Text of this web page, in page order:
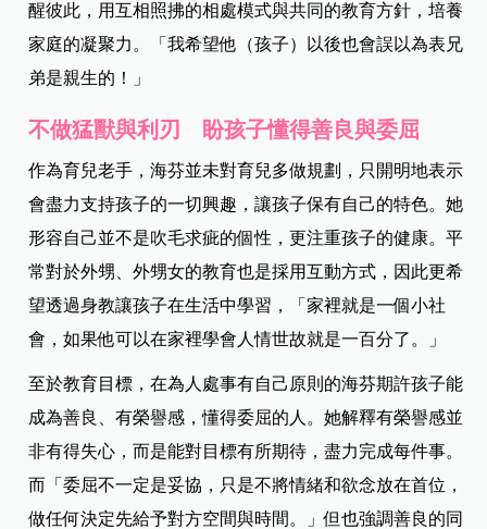
醒彼此，用互相照拂的相處模式與共同的教育方針，培養
家庭的凝聚力。「我希望他（孩子）以後也會誤以為表兄
弟是親生的！」
不做猛獸與利刃 盼孩子懂得善良與委屈
作為育兒老手，海芬並未對育兒多做規劃，只開明地表示
會盡力支持孩子的一切興趣，讓孩子保有自己的特色。她
形容自己並不是吹毛求疵的個性，更注重孩子的健康。平
常對於外甥、外甥女的教育也是採用互動方式，因此更希
望透過身教讓孩子在生活中學習，「家裡就是一個小社
會，如果他可以在家裡學會人情世故就是一百分了。」
至於教育目標，在為人處事有自己原則的海芬期許孩子能
成為善良、有榮譽感，懂得委屈的人。她解釋有榮譽感並
非有得失心，而是能對目標有所期待，盡力完成每件事。
而「委屈不一定是妥協，只是不將情緒和欲念放在首位，
做任何決定先給予對方空間與時間。」但也強調善良的同